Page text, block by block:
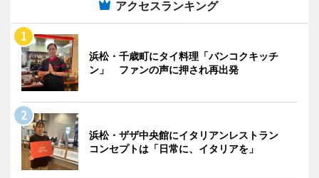
アクセスランキング
浜松・千歳町にタイ料理「バンコクキッチ
ン」 ファンの声に押され再出発
浜松・ザザ中央館にイタリアンレストラン
コンセプトは「日常に、イタリアを」